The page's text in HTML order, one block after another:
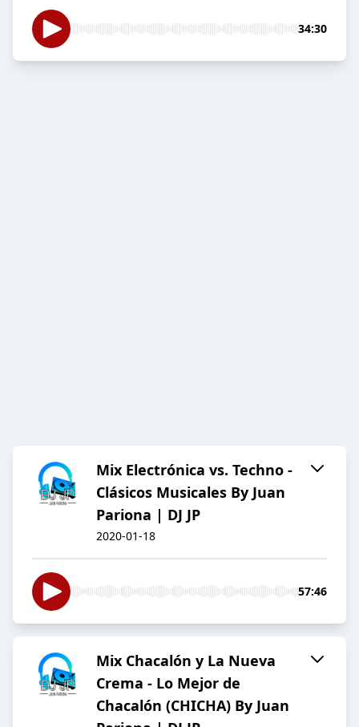
34:30
Mix Electrónica vs. Techno -
Clásicos Musicales By Juan
Pariona | DJ JP
2020-01-18
57:46
Mix Chacalón y La Nueva
Crema - Lo Mejor de
Chacalón (CHICHA) By Juan